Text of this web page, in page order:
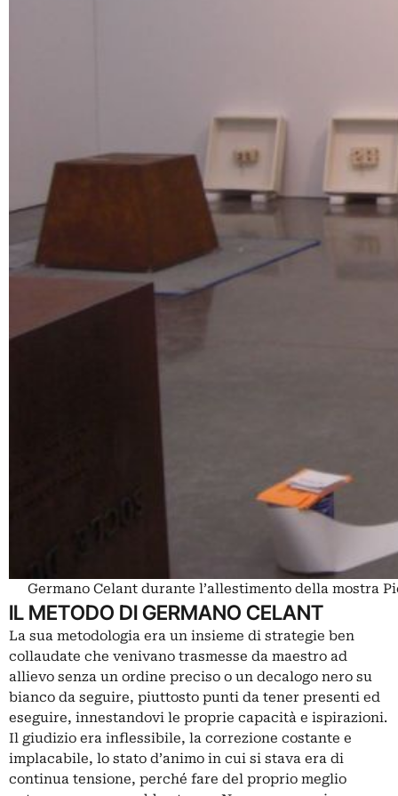
Germano Celant durante l’allestimento della mostra
IL METODO DI GERMANO CELANT
La sua metodologia era un insieme di strategie ben
collaudate che venivano trasmesse da maestro ad
allievo senza un ordine preciso o un decalogo nero su
bianco da seguire, piuttosto punti da tener presenti ed
eseguire, innestandovi le proprie capacità e ispirazioni.
Il giudizio era inflessibile, la correzione costante e
implacabile, lo stato d’animo in cui si stava era di
continua tensione, perché fare del proprio meglio